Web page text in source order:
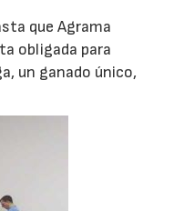
que Agrama
obligada para
un ganado único,